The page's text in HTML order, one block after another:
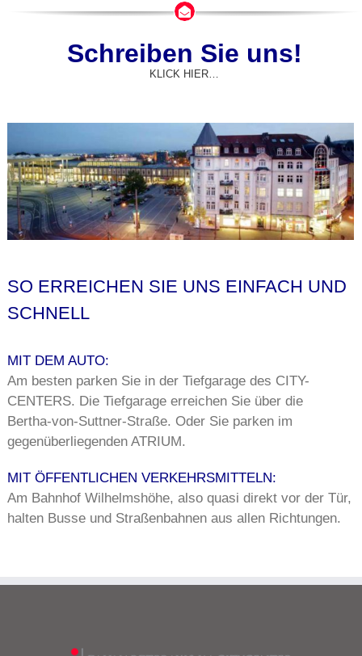
Schreiben Sie uns!
KLICK HIER…
SO ERREICHEN SIE UNS EINFACH UND
SCHNELL
MIT DEM AUTO:
Am besten parken Sie in der Tiefgarage des CITY-
CENTERS. Die Tiefgarage erreichen Sie über die
Bertha-von-Suttner-Straße. Oder Sie parken im
gegenüberliegenden ATRIUM.
MIT ÖFFENTLICHEN VERKEHRSMITTELN:
Am Bahnhof Wilhelmshöhe, also quasi direkt vor der Tür,
halten Busse und Straßenbahnen aus allen Richtungen.